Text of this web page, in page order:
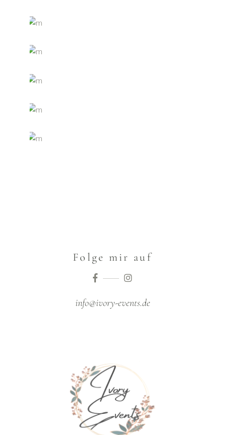
Folge mir auf
info@ivory-events.de